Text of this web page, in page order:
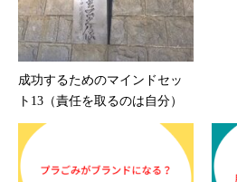
成功するためのマインドセッ
ト13（責任を取るのは自分）